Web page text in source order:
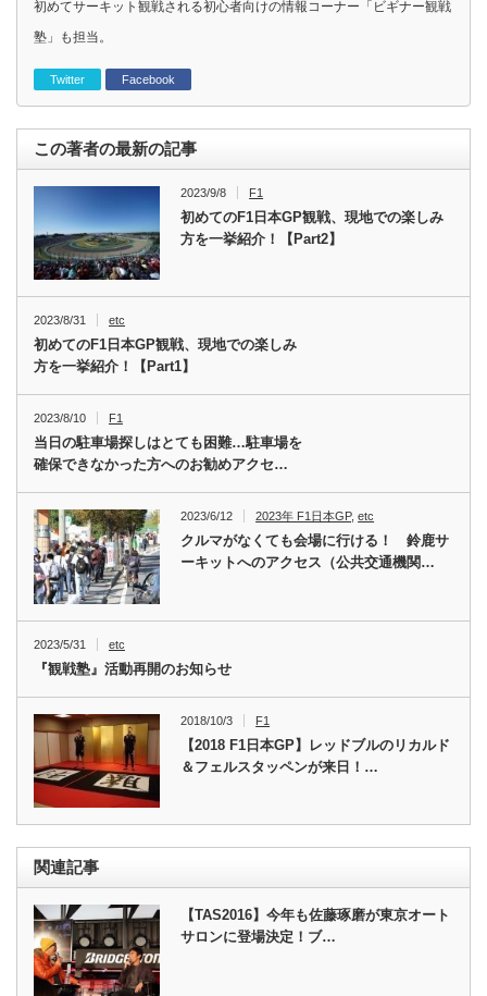
初めてサーキット観戦される初心者向けの情報コーナー「ビギナー観戦
塾」も担当。
Twitter Facebook
この著者の最新の記事
2023/9/8 F1
初めてのF1日本GP観戦、現地での楽しみ
方を一挙紹介！【Part2】
2023/8/31 etc
初めてのF1日本GP観戦、現地での楽しみ
方を一挙紹介！【Part1】
2023/8/10 F1
当日の駐車場探しはとても困難…駐車場を
確保できなかった方へのお勧めアクセ…
2023/6/12 2023年 F1日本GP,etc
クルマがなくても会場に行ける！ 鈴鹿サ
ーキットへのアクセス（公共交通機関…
2023/5/31 etc
『観戦塾』活動再開のお知らせ
2018/10/3 F1
【2018 F1日本GP】レッドブルのリカルド
＆フェルスタッペンが来日！…
関連記事
【TAS2016】今年も佐藤琢磨が東京オート
サロンに登場決定！ブ…